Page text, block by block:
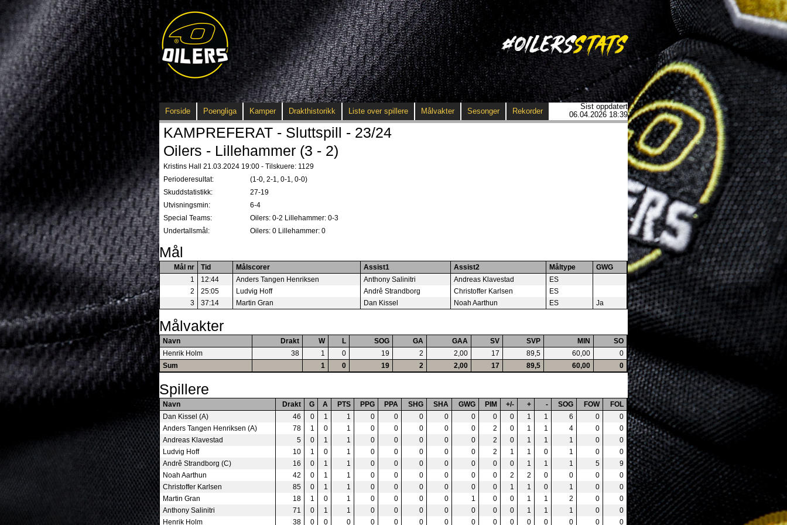
Forside Poengliga Kamper Drakthistorikk Liste over spillere Målvakter Sesonger Rekorder
Sist oppdatert
06.04.2026 18:39
KAMPREFERAT - Sluttspill - 23/24
Oilers - Lillehammer (3 - 2)
Kristins Hall 21.03.2024 19:00 - Tilskuere: 1129
Perioderesultat:
(1-0, 2-1, 0-1, 0-0)
Skuddstatistikk:
27-19
Utvisningsmin:
6-4
Special Teams:
Oilers: 0-2 Lillehammer: 0-3
Undertallsmål:
Oilers: 0 Lillehammer: 0
Mål
Mål nr Tid Målscorer Assist1 Assist2 Måltype
GWG
1
12:44 Anders Tangen Henriksen Anthony Salinitri Andreas Klavestad
ES
2
25:05 Ludvig Hoff Andrê Strandborg Christoffer Karlsen
ES
3
37:14 Martin Gran Dan Kissel Noah Aarthun ES Ja
Målvakter
Navn Drakt W L SOG GA GAA SV SVP MIN
SO
Henrik Holm
38 1 0 19 2 2,00 17 89,5 60,00
0
Sum
1 0 19 2 2,00 17 89,5 60,00 0
Spillere
Navn Drakt G A PTS PPG PPA SHG SHA GWG PIM +/- + - SOG FOW
FOL
Dan Kissel (A)
46 0 1 1 0 0 0 0 0 0 0 1 1 6 0
0
Anders Tangen Henriksen (A)
78 1 0 1 0 0 0 0 0 2 0 1 1 4 0
0
Andreas Klavestad
5 0 1 1 0 0 0 0 0 2 0 1 1 1 0
0
Ludvig Hoff
10 1 0 1 0 0 0 0 0 2 1 1 0 1 0
0
Andrê Strandborg (C)
16 0 1 1 0 0 0 0 0 0 0 1 1 1 5
9
Noah Aarthun
42 0 1 1 0 0 0 0 0 0 2 2 0 0 0
0
Christoffer Karlsen
85 0 1 1 0 0 0 0 0 0 1 1 0 1 0
0
Martin Gran
18 1 0 1 0 0 0 0 1 0 0 1 1 2 0
0
Anthony Salinitri
71 0 1 1 0 0 0 0 0 0 0 1 1 1 0
0
Henrik Holm
38 0 0 0 0 0 0 0 0 0 0 0 0 0 0 0